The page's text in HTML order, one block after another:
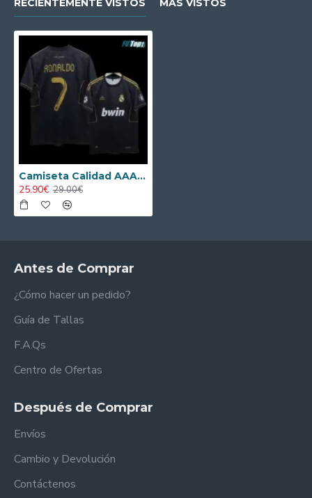
RECIENTEMENTE VISTOS MÁS VISTOS
Camiseta Calidad AAA RONALDO 7 Real Madrid Away Segunda Equipación 2011/12 Vintage
25.90€ 29.00€
Antes de Comprar
¿Cómo hacer un pedido?
Guía de Tallas
F.A.Qs
Centro de Ofertas
Después de Comprar
Envíos
Cambio y Devolución
Contáctenos